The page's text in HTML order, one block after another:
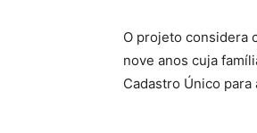
O projeto considera
nove anos cuja
Cadastro Único